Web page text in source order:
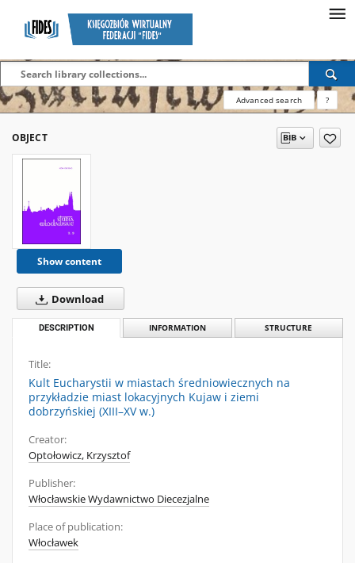
Advanced search ?
OBJECT
Show content
Download
DESCRIPTION INFORMATION STRUCTURE
Title:
Kult Eucharystii w miastach średniowiecznych na
przykładzie miast lokacyjnych Kujaw i ziemi
dobrzyńskiej (XIII–XV w.)
Creator:
Optołowicz, Krzysztof
Publisher:
Włocławskie Wydawnictwo Diecezjalne
Place of publication:
Włocławek